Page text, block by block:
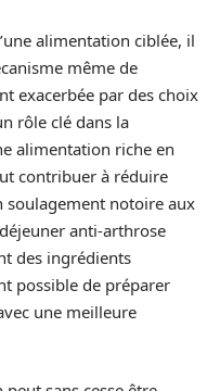
alimentation ciblée, il
même de
exacerbée par des choix
rôle clé dans la
alimentation riche en
contribuer à réduire
notoire aux
anti-arthrose
des ingrédients
possible de préparer
une meilleure